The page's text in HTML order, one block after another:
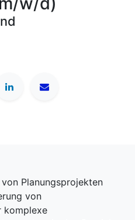
Planungsprojekten
von
komplexe